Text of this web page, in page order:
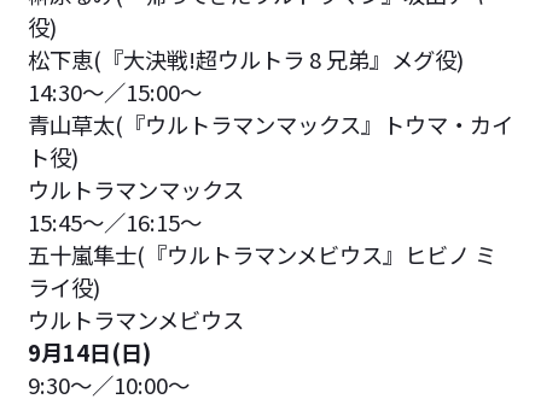
役)
松下恵(『大決戦!超ウルトラ 8 兄弟』メグ役)
14:30〜／15:00～
青山草太(『ウルトラマンマックス』トウマ・カイ
ト役)
ウルトラマンマックス
15:45〜／16:15～
五十嵐隼士(『ウルトラマンメビウス』ヒビノ ミ
ライ役)
ウルトラマンメビウス
9月14日(日)
9:30〜／10:00～